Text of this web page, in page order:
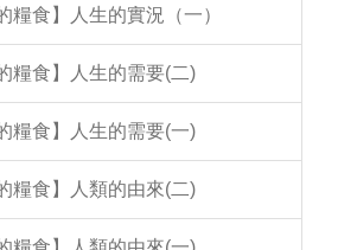
糧食】人生的實況（一）
糧食】人生的需要(二)
糧食】人生的需要(一)
糧食】人類的由來(二)